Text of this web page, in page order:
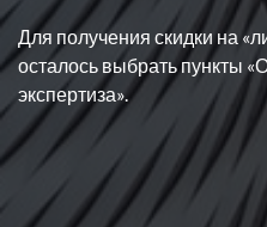
Для получения скидки на
осталось выбрать пункты
экспертиза».